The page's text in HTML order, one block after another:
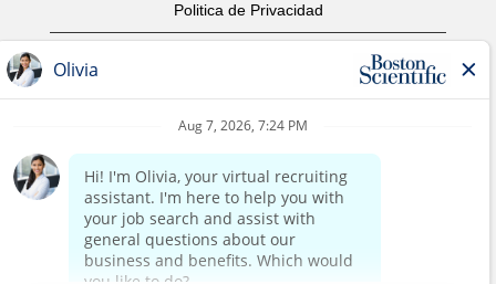
Politica de Privacidad
Aviso de Derechos de Autor
Oficinas Centrales